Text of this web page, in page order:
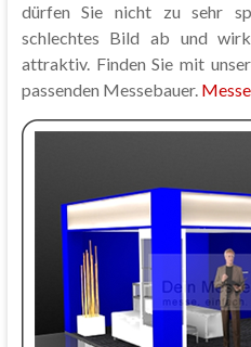
dürfen Sie nicht zu sehr
schlechtes Bild ab und
attraktiv. Finden Sie mit
passenden Messebauer.